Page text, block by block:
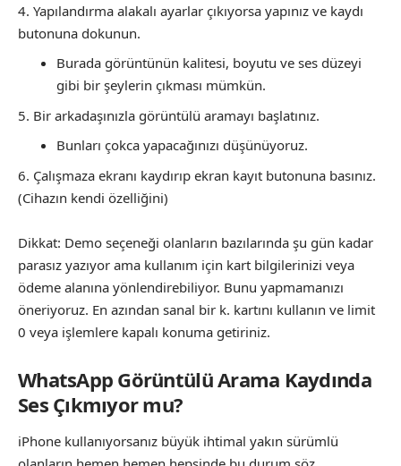
Yapılandırma alakalı ayarlar çıkıyorsa yapınız ve kaydı
butonuna dokunun.
Burada görüntünün kalitesi, boyutu ve ses düzeyi
gibi bir şeylerin çıkması mümkün.
Bir arkadaşınızla görüntülü aramayı başlatınız.
Bunları çokca yapacağınızı düşünüyoruz.
Çalışmaza ekranı kaydırıp ekran kayıt butonuna basınız.
(Cihazın kendi özelliğini)
Dikkat: Demo seçeneği olanların bazılarında şu gün kadar
parasız yazıyor ama kullanım için kart bilgilerinizi veya
ödeme alanına yönlendirebiliyor. Bunu yapmamanızı
öneriyoruz. En azından sanal bir k. kartını kullanın ve limit
0 veya işlemlere kapalı konuma getiriniz.
WhatsApp Görüntülü Arama Kaydında
Ses Çıkmıyor mu?
iPhone kullanıyorsanız büyük ihtimal yakın sürümlü